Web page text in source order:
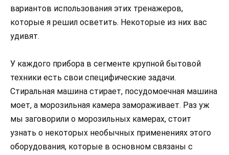
вариантов использования этих тренажеров,
которые я решил осветить. Некоторые из них вас
удивят.
У каждого прибора в сегменте крупной бытовой
техники есть свои специфические задачи.
Стиральная машина стирает, посудомоечная машина
моет, а морозильная камера замораживает. Раз уж
мы заговорили о морозильных камерах, стоит
узнать о некоторых необычных применениях этого
оборудования, которые в основном связаны с